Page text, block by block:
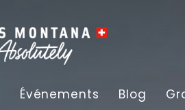
Événements Blog